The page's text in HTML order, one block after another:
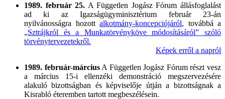
1989. február 25. A Független Jogász Fórum állásfoglalást
ad ki az Igazságügyminisztérium február 23-án
nyilvánosságra hozott alkotmány-koncepciójáról, továbbá a
„Sztrájkról és a Munkatörvényköve módosításáról” szóló
törvénytervezetekről.
Képek erről a napról
1989. február-márciusA Független Jogász Fórum részt vesz
a március 15-i ellenzéki demonstráció megszervezésére
alakuló bizottságban és képviselője útján a bizottságnak a
Kisrabló éteremben tartott megbeszélésein.